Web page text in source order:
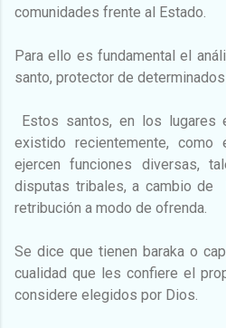
comunidades frente al Estado.
Para ello es fundamental el
santo, protector de determinados
Estos santos, en los
existido recientemente,
ejercen funciones diversas,
disputas tribales, a cambio de
retribución a modo de ofrenda.
Se dice que tienen baraka o
cualidad que les confiere el
considere elegidos por Dios.